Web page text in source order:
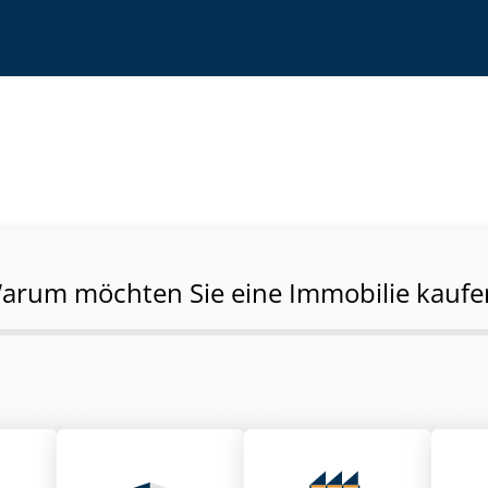
möchten Sie eine Immobilie